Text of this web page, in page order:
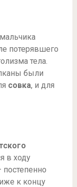
потерявшего
тела.
были
совка, и для
в ходу
к концу